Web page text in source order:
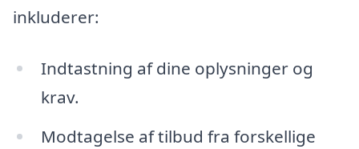
inkluderer:
Indtastning af dine oplysninger og
krav.
Modtagelse af tilbud fra forskellige